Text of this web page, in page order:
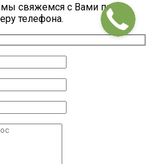
свяжемся с Вами по
телефона.